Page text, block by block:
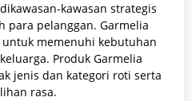
kawasan strategis
para pelanggan. Garmelia
memenuhi kebutuhan
Produk Garmelia
jenis dan kategori roti serta
rasa.